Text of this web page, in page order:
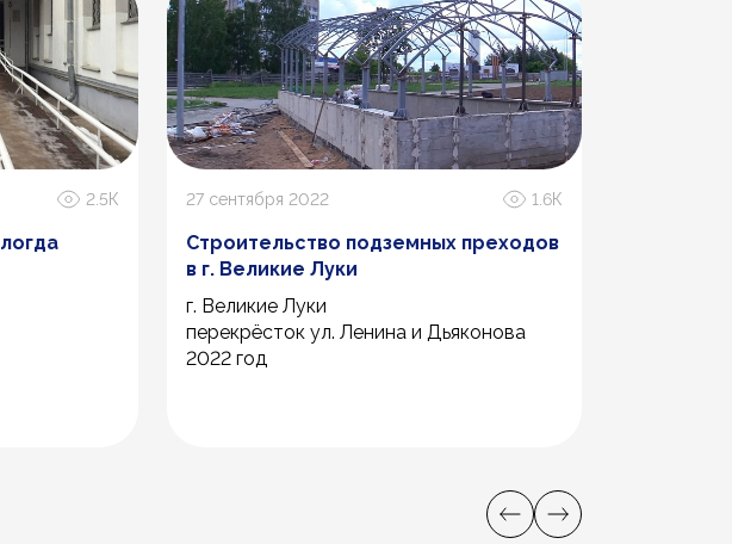
2.5К 27 сентября 2022 1.6К
Строительство подземных преходов
в г. Великие Луки
г. Великие Луки
перекрёсток ул. Ленина и Дьяконова
2022 год